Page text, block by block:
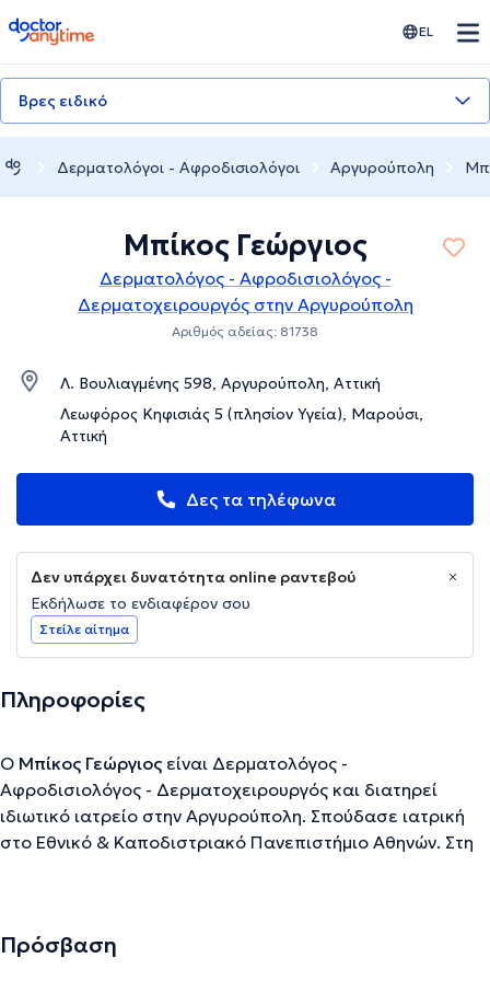
doctoranytime EL
Βρες ειδικό
Δερματολόγοι - Αφροδισιολόγοι Αργυρούπολη
Μπίκος Γεώργιος
Δερματολόγος - Αφροδισιολόγος -
Δερματοχειρουργός στην Αργυρούπολη
Αριθμός αδείας: 81738
Λ. Βουλιαγμένης 598, Αργυρούπολη, Αττική
Λεωφόρος Κηφισιάς 5 (πλησίον Υγεία), Μαρούσι,
Αττική
Δες τα τηλέφωνα
Δεν υπάρχει δυνατότητα online ραντεβού
Εκδήλωσε το ενδιαφέρον σου
Στείλε αίτημα
Πληροφορίες
Ο Μπίκος Γεώργιος είναι Δερματολόγος -
Αφροδισιολόγος - Δερματοχειρουργός και διατηρεί
ιδιωτικό ιατρείο στην Αργυρούπολη. Σπούδασε ιατρική
στο Εθνικό & Καποδιστριακό Πανεπιστήμιο Αθηνών. Στη
της Γερμανίας, καθώς και στη Δερματολογική/Δερματο-
Πρόσβαση